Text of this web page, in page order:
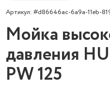
Артикул: #d86646ac-6a9a-11eb-
Мойка
давления
PW 125